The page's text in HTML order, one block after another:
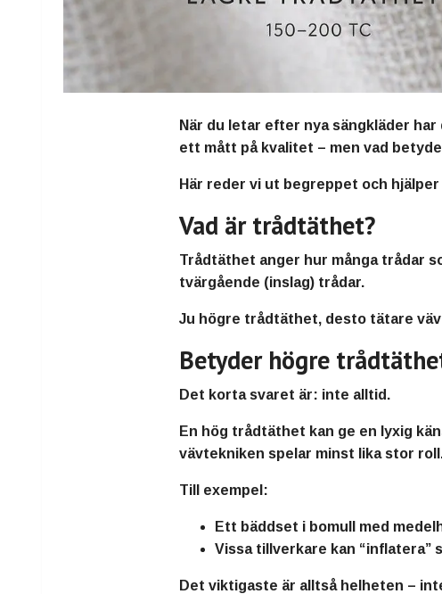
När du letar efter nya sängkläder
ett mått på kvalitet – men vad
Här reder vi ut begreppet och
Vad är trådtäthet?
Trådtäthet anger hur många trådar
tvärgående (inslag) trådar.
Ju högre trådtäthet, desto tätare
Betyder högre
Det korta svaret är: inte alltid .
En hög trådtäthet kan ge en lyxig
vävtekniken spelar minst lika stor
Till exempel:
Ett bäddset i bomull med
Vissa tillverkare kan
Det viktigaste är alltså helheten –